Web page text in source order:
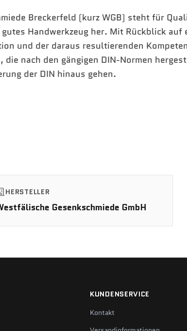
Breckerfeld (kurz WGB) steht für
Handwerkzeug her. Mit Rückblick auf
und der daraus resultierenden
nach den gängigen DIN-Normen
der DIN hinaus gehen.
HERSTELLER
Gesenkschmiede GmbH
KUNDENSERVICE
Kontakt